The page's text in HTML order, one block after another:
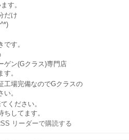
す。
だけ
す。
ゲン(Gクラス)専門店
。
工場完備なのでGクラスの
。
ください。
ちしてます。